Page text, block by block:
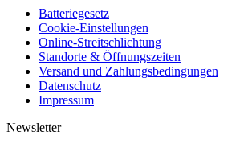
Batteriegesetz
Cookie-Einstellungen
Online-Streitschlichtung
Standorte & Öffnungszeiten
Versand und Zahlungsbedingungen
Datenschutz
Impressum
Newsletter